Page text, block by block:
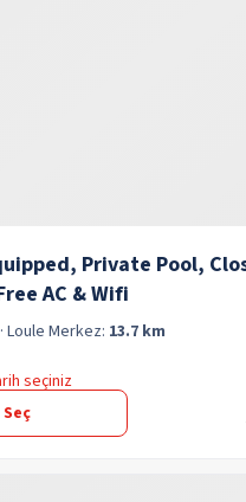
Private Pool,
AC & Wifi
· Loule Merkez: 13.7 km
seçiniz